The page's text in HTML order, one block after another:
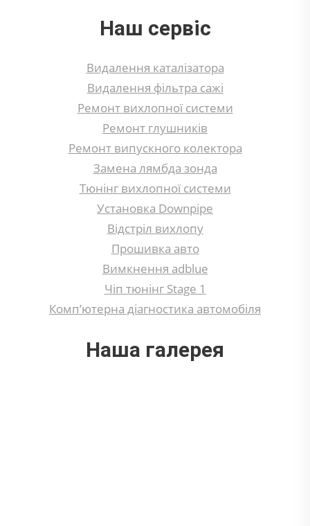
Наш сервіс
Видалення каталізатора
Видалення фільтра сажі
Ремонт вихлопної системи
Ремонт глушників
Ремонт випускного колектора
Замена лямбда зонда
Тюнінг вихлопної системи
Установка Downpipe
Відстріл вихлопу
Прошивка авто
Вимкнення adblue
Чіп тюнінг Stage 1
Комп’ютерна діагностика автомобіля
Наша галерея